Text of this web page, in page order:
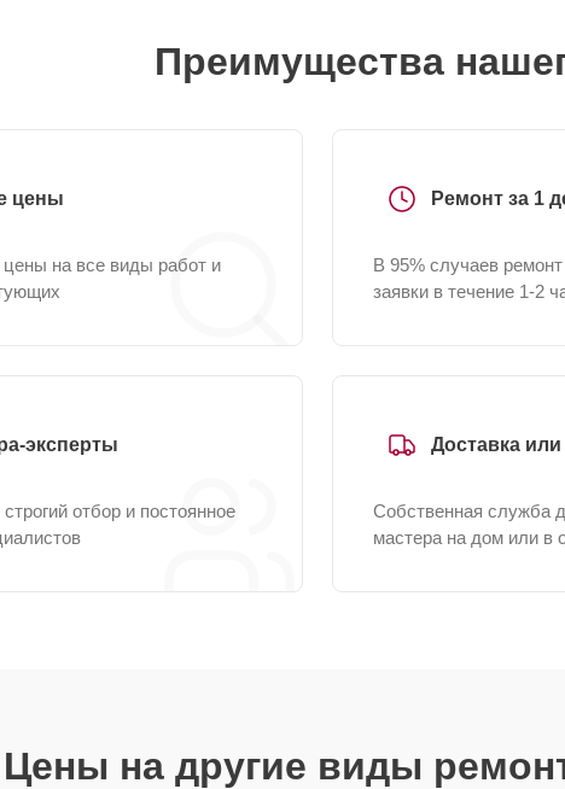
Преимущества
цены
цены на все виды работ и
Ремонт за 1
В 95% случаев
заявки в течение 1-2
эксперты
отбор и постоянное
Доставка
Собственная служба
мастера на дом или в
Цены на другие виды